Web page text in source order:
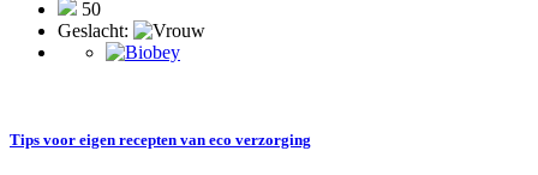
50
Geslacht:
Tips voor eigen recepten van eco verzorging